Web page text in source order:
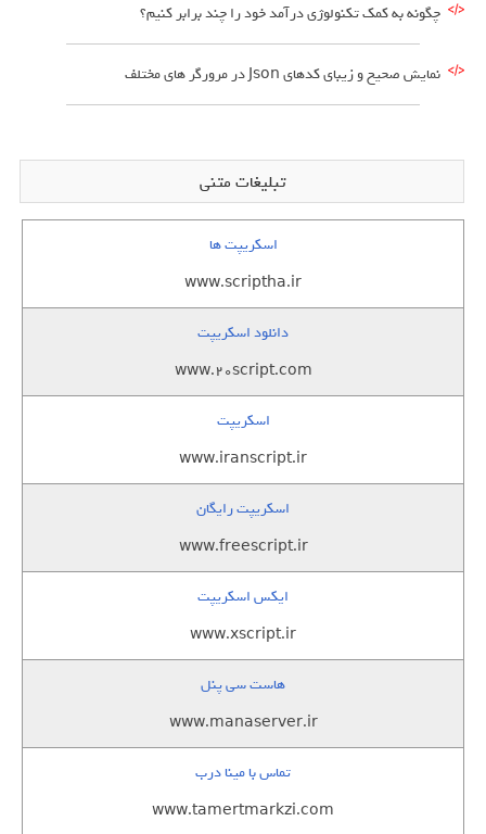
چگونه به کمک تکنولوژی درآمد خود را چند برابر کنیم؟
نمایش صحیح و زیبای کدهای Json در مرورگر های مختلف
تبلیغات متنی
اسکریپت ها
www.scriptha.ir
دانلود اسکریپت
www.20script.com
اسکریپت
www.iranscript.ir
اسکریپت رایگان
www.freescript.ir
ایکس اسکریپت
www.xscript.ir
هاست سی پنل
www.manaserver.ir
تماس با مینا درب
www.tamertmarkzi.com